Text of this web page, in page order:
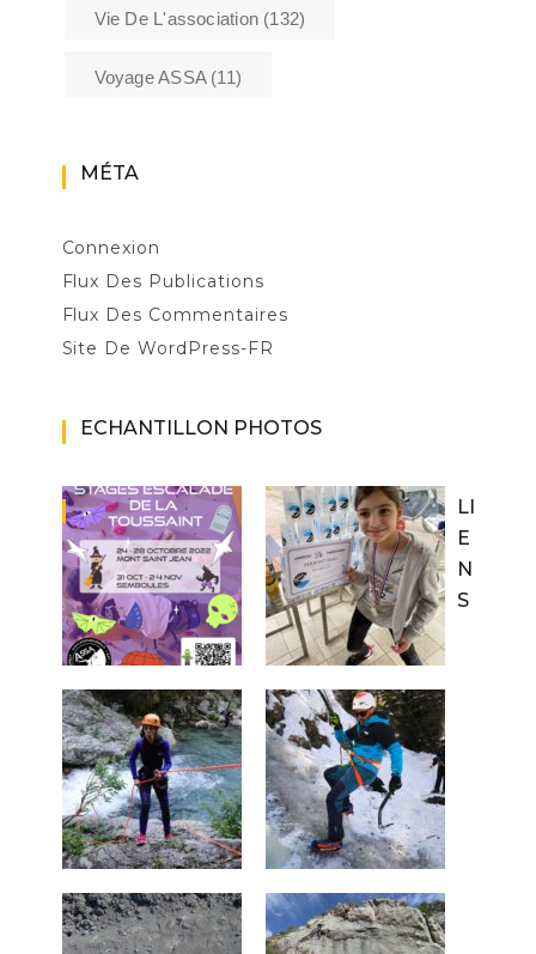
Vie De L'association (132)
Voyage ASSA(11)
MÉTA
Connexion
Flux Des Publications
Flux Des Commentaires
Site De WordPress-FR
ECHANTILLON PHOTOS
LI
E
N
S